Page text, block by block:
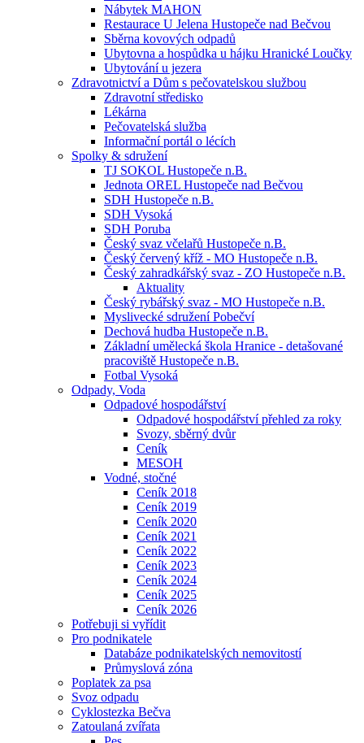
Nábytek MAHON
Restaurace U Jelena Hustopeče nad Bečvou
Sběrna kovových odpadů
Ubytovna a hospůdka u hájku Hranické Loučky
Ubytování u jezera
Zdravotnictví a Dům s pečovatelskou službou
Zdravotní středisko
Lékárna
Pečovatelská služba
Informační portál o lécích
Spolky & sdružení
TJ SOKOL Hustopeče n.B.
Jednota OREL Hustopeče nad Bečvou
SDH Hustopeče n.B.
SDH Vysoká
SDH Poruba
Český svaz včelařů Hustopeče n.B.
Český červený kříž - MO Hustopeče n.B.
Český zahradkářský svaz - ZO Hustopeče n.B.
Aktuality
Český rybářský svaz - MO Hustopeče n.B.
Myslivecké sdružení Pobečví
Dechová hudba Hustopeče n.B.
Základní umělecká škola Hranice - detašované
pracoviště Hustopeče n.B.
Fotbal Vysoká
Odpady, Voda
Odpadové hospodářství
Odpadové hospodářství přehled za roky
Svozy, sběrný dvůr
Ceník
MESOH
Vodné, stočné
Ceník 2018
Ceník 2019
Ceník 2020
Ceník 2021
Ceník 2022
Ceník 2023
Ceník 2024
Ceník 2025
Ceník 2026
Potřebuji si vyřídit
Pro podnikatele
Databáze podnikatelských nemovitostí
Průmyslová zóna
Poplatek za psa
Svoz odpadu
Cyklostezka Bečva
Zatoulaná zvířata